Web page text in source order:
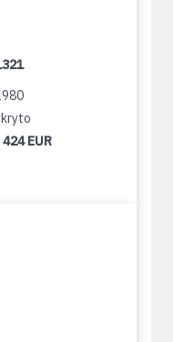
424 EUR